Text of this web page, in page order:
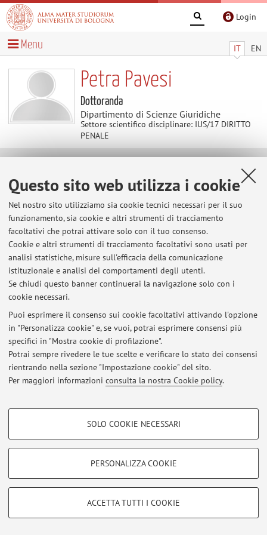
Questo sito web utilizza i cookie
Nel nostro sito utilizziamo sia cookie tecnici necessari per il suo
funzionamento, sia cookie e altri strumenti di tracciamento
facoltativi che potrai attivare solo con il tuo consenso.
Cookie e altri strumenti di tracciamento facoltativi sono usati per
analisi statistiche, misure sull'efficacia della comunicazione
istituzionale e analisi dei comportamenti degli utenti.
Se chiudi questo banner continuerai la navigazione solo con i
cookie necessari.
Puoi esprimere il consenso sui cookie facoltativi attivando l'opzione
in "Personalizza cookie" e, se vuoi, potrai esprimere consensi più
specifici in "Mostra cookie di profilazione".
Potrai sempre rivedere le tue scelte e verificare lo stato dei consensi
rientrando nella sezione "Impostazione cookie" del sito.
Per maggiori informazioni consulta la nostra Cookie policy.
COOKIE DI PROFILAZIONE - FACOLTATIVI
COOKIE TECNICI - NECESSARI
Si tratta di cookie tecnici utilizzati, a titolo esemplificativo, per il corretto
SOLO COOKIE NECESSARI
PERSONALIZZA COOKIE
ACCETTA TUTTI I COOKIE
Login
IT EN
Menu
Petra Pavesi
Dottoranda
Dipartimento di Scienze Giuridiche
Settore scientifico disciplinare: IUS/17 DIRITTO
PENALE
Contatti
E-mail: petra.pavesi2@unibo.it
Dipartimento di Scienze Giuridiche
Via Zamboni 27/29, Bologna -Vai alla mappa
Ultimi avvisi
Al momento non sono presenti avvisi.
Accedi tramiteloginper gestire tutti i contenuti del sito.
© 2026 - ALMA MATER STUDIORUM - Università di Bologna - Via
|Note legali|Impostazioni Cookie